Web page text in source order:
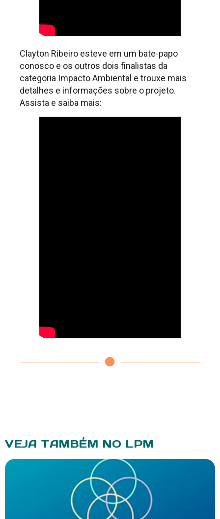
Clayton Ribeiro esteve em um bate-papo
conosco e os outros dois finalistas da
categoria Impacto Ambiental e trouxe mais
detalhes e informações sobre o projeto.
Assista e saiba mais:
VEJA TAMBÉM NO LPM